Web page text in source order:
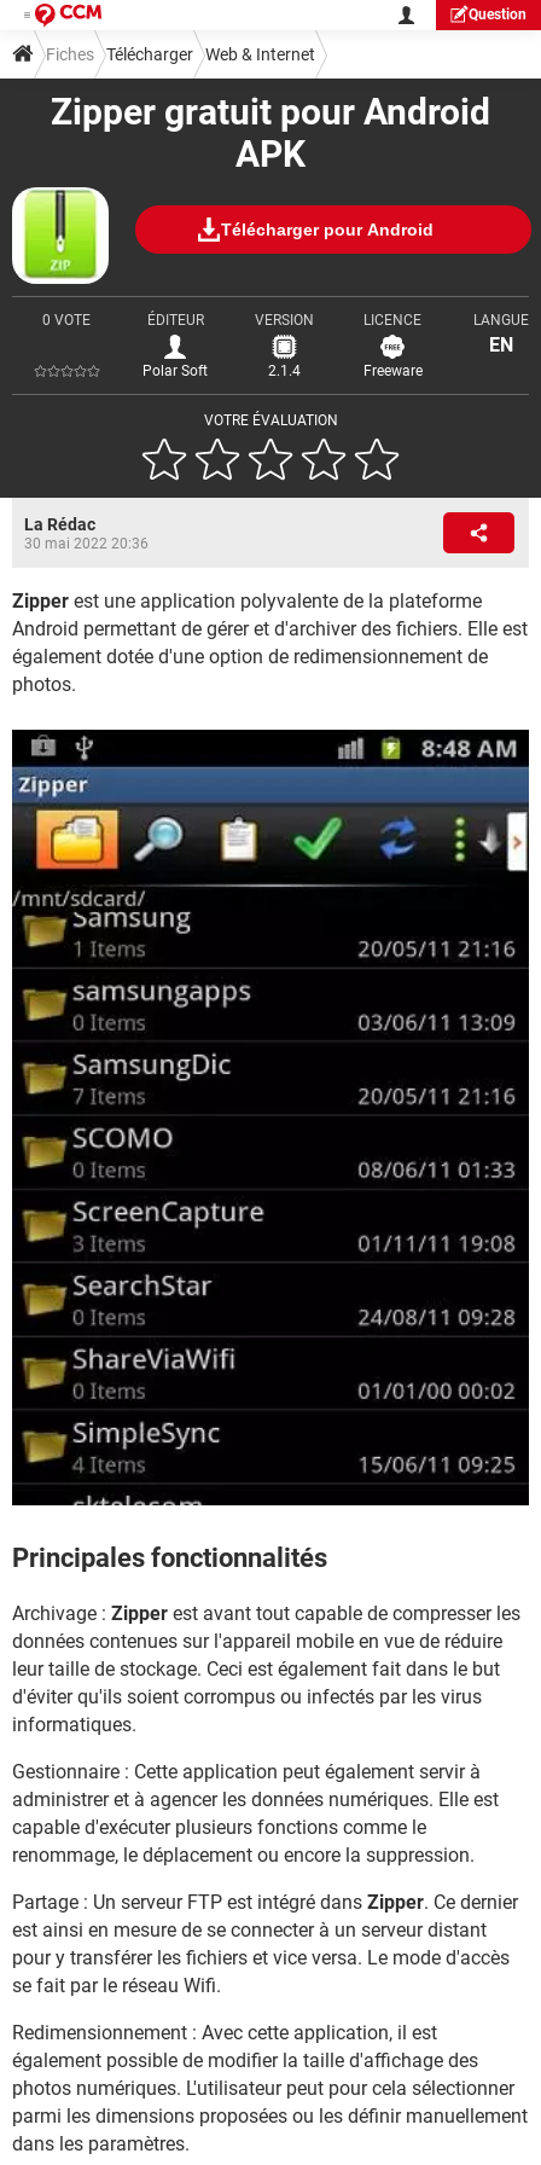
Question
Zipper gratuit pour Android
APK
Télécharger pour Android
VOTRE ÉVALUATION
0 VOTE ÉDITEUR
Polar Soft
VERSION
2.1.4
LICENCE
Freeware
LANGUE
EN
Fiches Télécharger Web & Internet
Téléchargement & Transfert
La Rédac
30 mai 2022 20:36
Zipper est une application polyvalente de la plateforme
Android permettant de gérer et d'archiver des fichiers. Elle est
également dotée d'une option de redimensionnement de
photos.
Principales fonctionnalités
Archivage : Zipper est avant tout capable de compresser les
données contenues sur l'appareil mobile en vue de réduire
leur taille de stockage. Ceci est également fait dans le but
d'éviter qu'ils soient corrompus ou infectés par les virus
informatiques.
Gestionnaire : Cette application peut également servir à
administrer et à agencer les données numériques. Elle est
capable d'exécuter plusieurs fonctions comme le
renommage, le déplacement ou encore la suppression.
Partage : Un serveur FTP est intégré dans Zipper. Ce dernier
est ainsi en mesure de se connecter à un serveur distant
pour y transférer les fichiers et vice versa. Le mode d'accès
se fait par le réseau Wifi.
Redimensionnement : Avec cette application, il est
également possible de modifier la taille d'affichage des
photos numériques. L'utilisateur peut pour cela sélectionner
parmi les dimensions proposées ou les définir manuellement
dans les paramètres.